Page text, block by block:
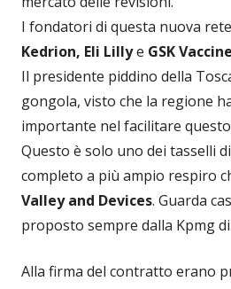
I fondatori di questa nuova
Kedrion, Eli Lillye GSK
Il presidente piddino della
gongola, visto che la regione
importante nel facilitare
Questo è solo uno dei tasselli
completo a più ampio respiro
Valley and Devices. Guarda
proposto sempre dalla Kpmg di
Alla firma del contratto erano